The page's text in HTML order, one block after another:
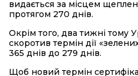
видається за місцем
протягом 270 днів.
Окрім того, два тижні тому
скоротив термін дії
365 днів до 279 днів.
Щоб новий термін